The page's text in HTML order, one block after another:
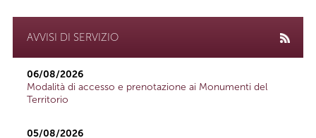
AVVISI DI SERVIZIO
06/08/2026
Modalità di accesso e prenotazione ai Monumenti del
Territorio
05/08/2026